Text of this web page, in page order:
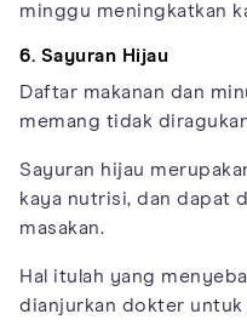
minggu meningkatkan
6. Sayuran Hijau
Daftar makanan dan
memang tidak
Sayuran hijau
kaya nutrisi, dan dapat
masakan.
Hal itulah yang
dianjurkan dokter untuk